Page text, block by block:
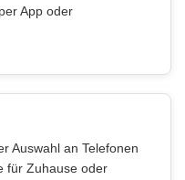
App oder
Auswahl an Telefonen
für Zuhause oder